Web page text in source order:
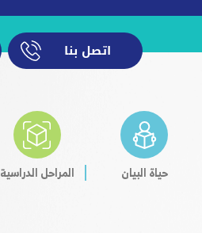
اتصل بنا
حياة البيان المراحل الدراسية